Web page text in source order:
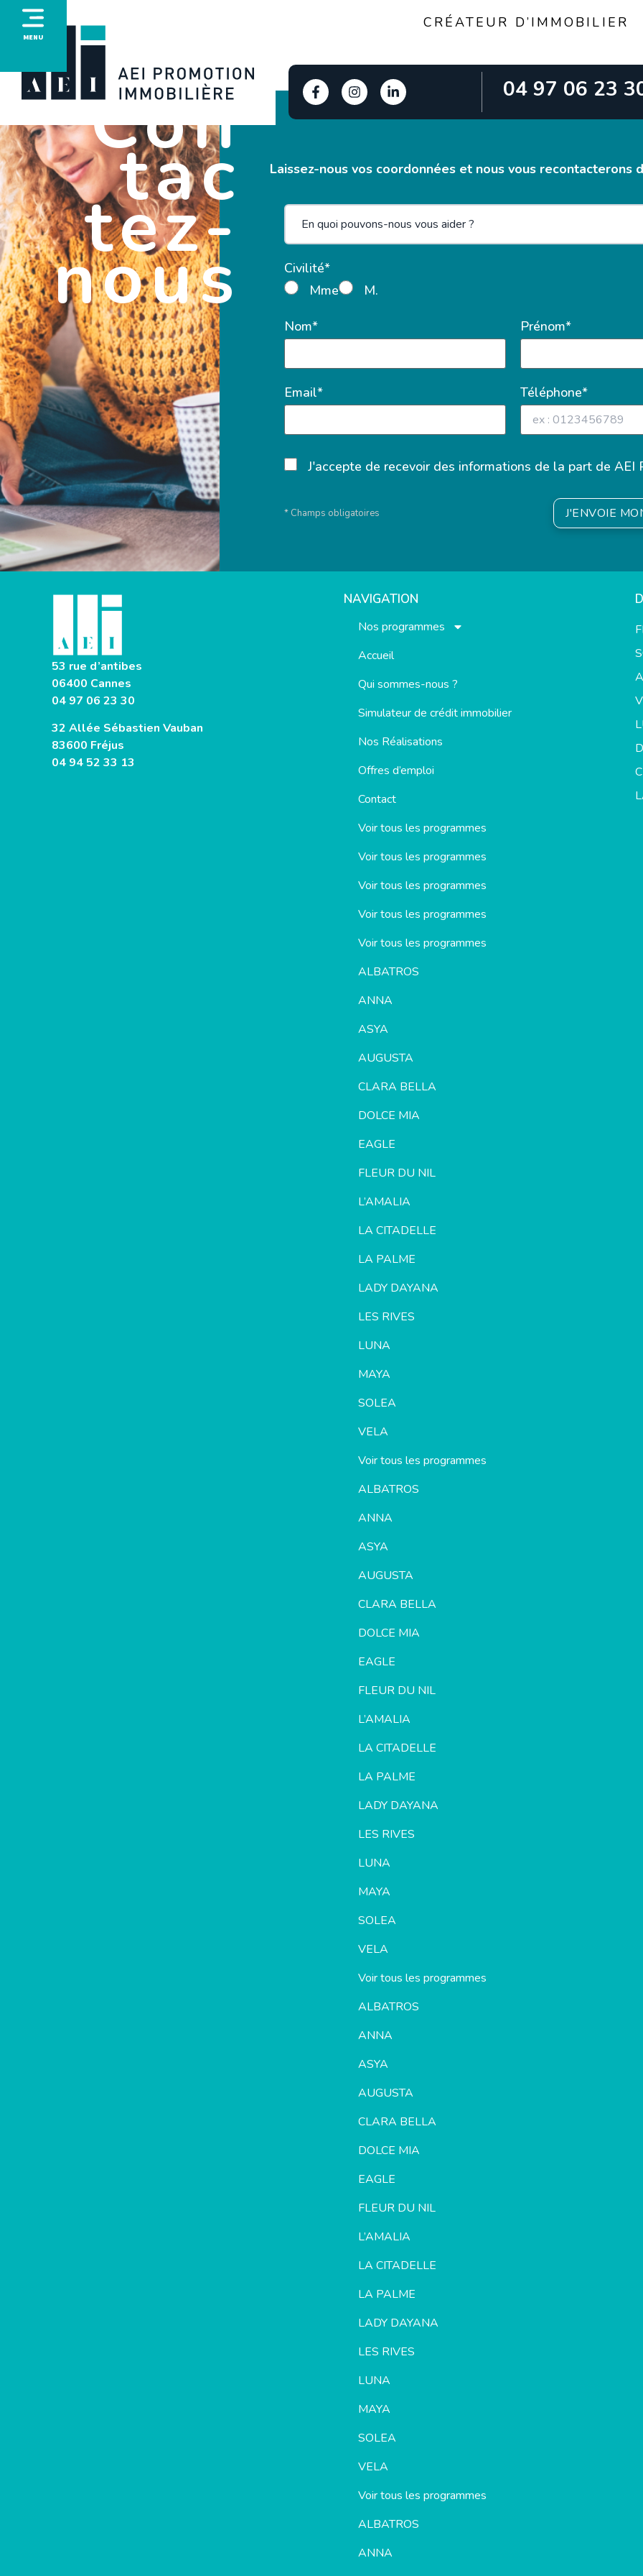
CRÉATEUR D’IMMOBILIER
MENU
04 97 06 23
Con
tac
tez-
nous
Laissez-nous vos coordonnées et nous vous recontacterons
Civilité*
Mme
M.
Nom* Prénom*
Email* Téléphone*
J'accepte de recevoir des informations de la part de AEI
* Champs obligatoires J'ENVOIE
53 rue d’antibes
06400 Cannes
04 97 06 23 30
32 Allée Sébastien Vauban
83600 Fréjus
04 94 52 33 13
NAVIGATION
Nos programmes
Accueil
Qui sommes-nous ?
Simulateur de crédit immobilier
Nos Réalisations
Offres d’emploi
Contact
Voir tous les programmes
Voir tous les programmes
Voir tous les programmes
Voir tous les programmes
Voir tous les programmes
ALBATROS
ANNA
ASYA
AUGUSTA
CLARA BELLA
DOLCE MIA
EAGLE
FLEUR DU NIL
L’AMALIA
LA CITADELLE
LA PALME
LADY DAYANA
LES RIVES
LUNA
MAYA
SOLEA
VELA
Voir tous les programmes
ALBATROS
ANNA
ASYA
AUGUSTA
CLARA BELLA
DOLCE MIA
EAGLE
FLEUR DU NIL
L’AMALIA
LA CITADELLE
LA PALME
LADY DAYANA
LES RIVES
LUNA
MAYA
SOLEA
VELA
Voir tous les programmes
ALBATROS
ANNA
ASYA
AUGUSTA
CLARA BELLA
DOLCE MIA
EAGLE
FLEUR DU NIL
L’AMALIA
LA CITADELLE
LA PALME
LADY DAYANA
LES RIVES
LUNA
MAYA
SOLEA
VELA
Voir tous les programmes
ALBATROS
ANNA